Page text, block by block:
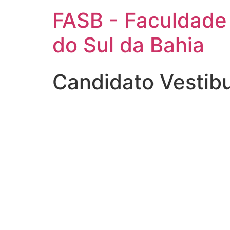
FASB - Faculdade
do Sul da Bahia
Candidato